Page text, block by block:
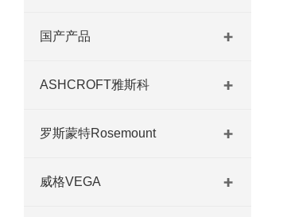
国产产品
ASHCROFT雅斯科
罗斯蒙特Rosemount
威格VEGA